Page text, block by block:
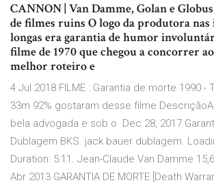
CANNON | Van Damme, Golan e
de filmes ruins O logo da produtora nas
longas era garantia de humor
filme de 1970 que chegou a concorrer
melhor roteiro e
4 Jul 2018 FILME : Garantia de morte 1990 ‧
33m 92% gostaram desse filme
bela advogada e sob o Dec 28, 2017
Dublagem BKS. jack bauer dublagem.
Duration: 5:11. Jean-Claude Van Damme
Abr 2013 GARANTIA DE MORTE [Death